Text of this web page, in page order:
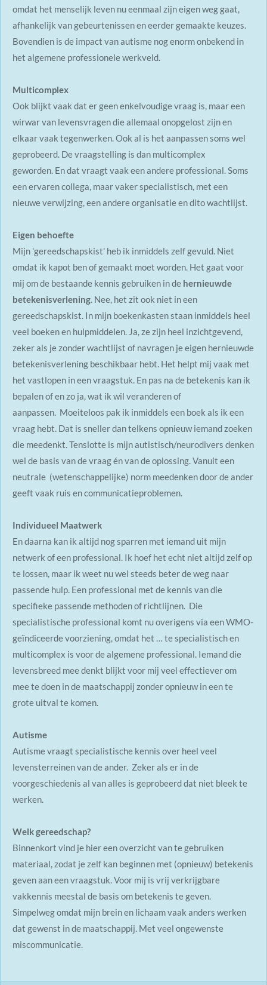
omdat het menselijk leven nu eenmaal zijn eigen weg gaat,
afhankelijk van gebeurtenissen en eerder gemaakte keuzes.
Bovendien is de impact van autisme nog enorm onbekend in
het algemene professionele werkveld.
Multicomplex
Ook blijkt vaak dat er geen enkelvoudige vraag is, maar een
wirwar van levensvragen die allemaal onopgelost zijn en
elkaar vaak tegenwerken. Ook al is het aanpassen soms wel
geprobeerd. De vraagstelling is dan multicomplex
geworden. En dat vraagt vaak een andere professional. Soms
een ervaren collega, maar vaker specialistisch, met een
nieuwe verwijzing, een andere organisatie en dito wachtlijst.
Eigen behoefte
Mijn 'gereedschapskist' heb ik inmiddels zelf gevuld. Niet
omdat ik kapot ben of gemaakt moet worden. Het gaat voor
mij om de bestaande kennis gebruiken in de hernieuwde
betekenisverlening. Nee, het zit ook niet in een
gereedschapskist. In mijn boekenkasten staan inmiddels heel
veel boeken en hulpmiddelen. Ja, ze zijn heel inzichtgevend,
zeker als je zonder wachtlijst of navragen je eigen hernieuwde
betekenisverlening beschikbaar hebt. Het helpt mij vaak met
het vastlopen in een vraagstuk. En pas na de betekenis kan ik
bepalen of en zo ja, wat ik wil veranderen of
aanpassen. Moeiteloos pak ik inmiddels een boek als ik een
vraag hebt. Dat is sneller dan telkens opnieuw iemand zoeken
die meedenkt. Tenslotte is mijn autistisch/neurodivers denken
wel de basis van de vraag én van de oplossing. Vanuit een
neutrale (wetenschappelijke) norm meedenken door de ander
geeft vaak ruis en communicatieproblemen.
Individueel Maatwerk
En daarna kan ik altijd nog sparren met iemand uit mijn
netwerk of een professional. Ik hoef het echt niet altijd zelf op
te lossen, maar ik weet nu wel steeds beter de weg naar
passende hulp. Een professional met de kennis van die
specifieke passende methoden of richtlijnen. Die
specialistische professional komt nu overigens via een WMO-
geïndiceerde voorziening, omdat het … te specialistisch en
multicomplex is voor de algemene professional. Iemand die
levensbreed mee denkt blijkt voor mij veel effectiever om
mee te doen in de maatschappij zonder opnieuw in een te
grote uitval te komen.
Autisme
Autisme vraagt specialistische kennis over heel veel
levensterreinen van de ander. Zeker als er in de
voorgeschiedenis al van alles is geprobeerd dat niet bleek te
werken.
Welk gereedschap?
Binnenkort vind je hier een overzicht van te gebruiken
materiaal, zodat je zelf kan beginnen met (opnieuw) betekenis
geven aan een vraagstuk. Voor mij is vrij verkrijgbare
vakkennis meestal de basis om betekenis te geven.
Simpelweg omdat mijn brein en lichaam vaak anders werken
dat gewenst in de maatschappij. Met veel ongewenste
miscommunicatie.